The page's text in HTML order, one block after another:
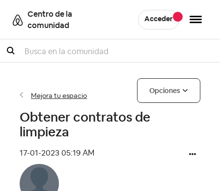
Centro de la
comunidad
Acceder
Buscar
Mejora tu espacio
Opciones
Obtener contratos de
limpieza
‎17-01-2023 05:19 AM